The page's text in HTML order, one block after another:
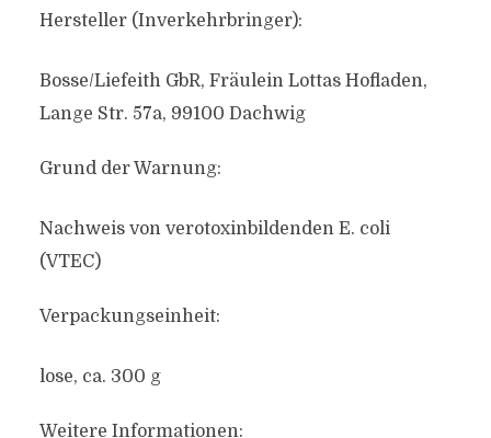
Hersteller (Inverkehrbringer):
Bosse/Liefeith GbR, Fräulein Lottas Hofladen,
Lange Str. 57a, 99100 Dachwig
Grund der Warnung:
Nachweis von verotoxinbildenden E. coli
(VTEC)
Verpackungseinheit:
lose, ca. 300 g
Weitere Informationen: